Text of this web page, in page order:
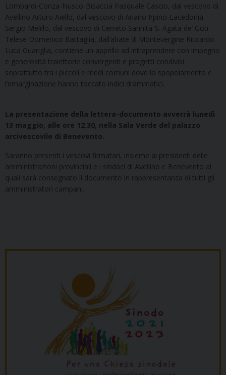
Lombardi-Conza-Nusco-Bisaccia Pasquale Cascio, dal vescovo di
Avellino Arturo Aiello, dal vescovo di Ariano Irpino-Lacedonia
Sergio Melillo, dal vescovo di Cerreto Sannita-S. Agata de’ Goti-
Telese Domenico Battaglia, dall’abate di Montevergine Riccardo
Luca Guariglia, contiene un appello ad intraprendere con impegno
e generosità traiettorie convergenti e progetti condivisi
soprattutto tra i piccoli e medi comuni dove lo spopolamento e
l’emarginazione hanno toccato indici drammatici.
La presentazione della lettera-documento avverrà lunedì
13 maggio, alle ore 12.30, nella Sala Verde del palazzo
arcivescovile di Benevento.
Saranno presenti i vescovi firmatari, insieme ai presidenti delle
amministrazioni provinciali e i sindaci di Avellino e Benevento ai
quali sarà consegnato il documento in rappresentanza di tutti gli
amministratori campani.